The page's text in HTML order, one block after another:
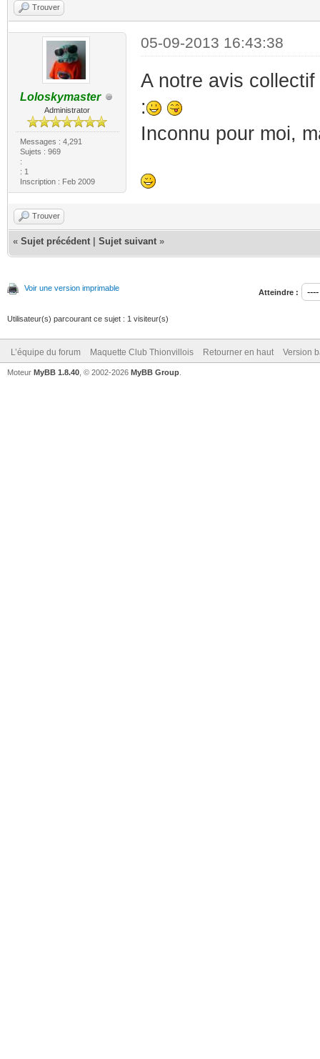
Trouver
Loloskymaster
Administrator
Messages : 4,291
Sujets : 969
:
: 1
Inscription : Feb 2009
05-09-2013 16:43:38
A notre avis
:
Inconnu pour moi,
Trouver
« Sujet précédent Sujet suivant »
Voir une version imprimable Atteindre :
Utilisateur(s) parcourant ce sujet : 1 visiteur(s)
L’équipe du forum Maquette Club Thionvillois Retourner en haut Version
Moteur MyBB 1.8.40 , © 2002-2026 MyBB Group